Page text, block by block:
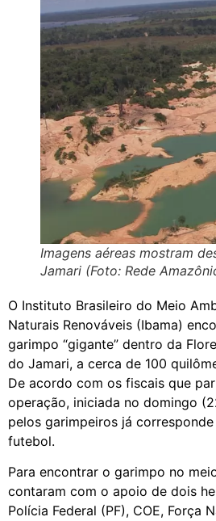
Imagens aéreas mostram
Jamari (Foto: Rede
O Instituto Brasileiro do Meio
Naturais Renováveis (Ibama)
garimpo “gigante” dentro da
do Jamari, a cerca de 100
De acordo com os fiscais que
operação, iniciada no domingo
pelos garimpeiros já
futebol.
Para encontrar o garimpo no
contaram com o apoio de dois
Polícia Federal (PF), COE, Força